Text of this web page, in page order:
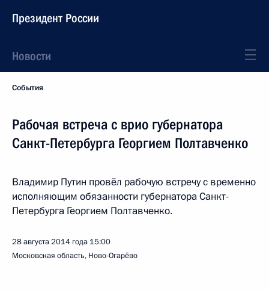
Президент России
Новости
События
Рабочая встреча с врио губернатора
Санкт-Петербурга Георгием Полтавченко
Владимир Путин провёл рабочую встречу с временно
исполняющим обязанности губернатора Санкт-
Петербурга Георгием Полтавченко.
28 августа 2014 года 15:00
Московская область, Ново-Огарёво